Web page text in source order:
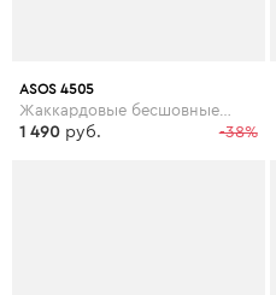
ASOS 4505
-38%
1 490 руб.